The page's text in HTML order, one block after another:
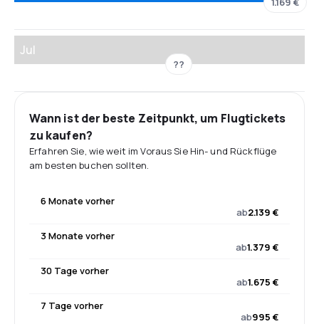
Jul
??
Wann ist der beste Zeitpunkt, um Flugtickets
zu kaufen?
Erfahren Sie, wie weit im Voraus Sie Hin- und Rückflüge
am besten buchen sollten.
6 Monate vorher
ab2.139 €
3 Monate vorher
ab1.379 €
30 Tage vorher
ab1.675 €
7 Tage vorher
ab995 €